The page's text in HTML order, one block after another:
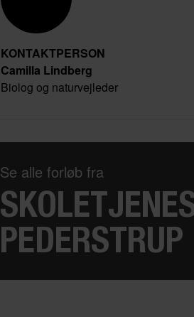
KONTAKTPERSON
Camilla Lindberg
Biolog og naturvejleder
Se alle forløb fra
PEDERSTRUP